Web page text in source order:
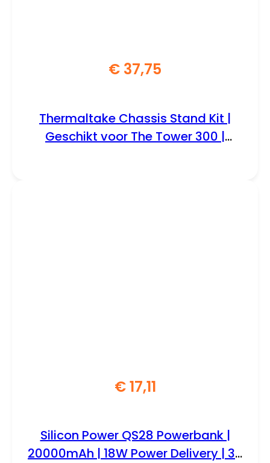
€ 37,75
Thermaltake Chassis Stand Kit |
Geschikt voor The Tower 300 |
€17,11
Silicon Power QS28 Powerbank |
20000mAh | 18W Power Delivery | 3-